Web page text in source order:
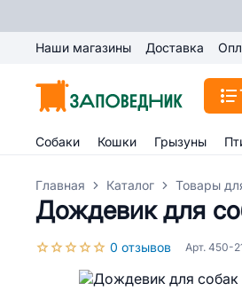
Наши магазины Доставка
Собаки Кошки Грызуны
Главная Каталог Товары
Дождевик для
0 отзывов Арт. 450-